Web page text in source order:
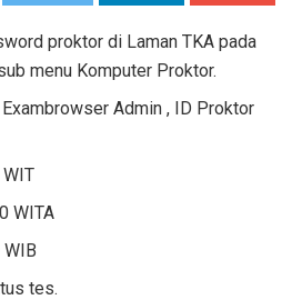
proktor di Laman TKA pada
menu Komputer Proktor.
Admin , ID Proktor
WITA
tes.